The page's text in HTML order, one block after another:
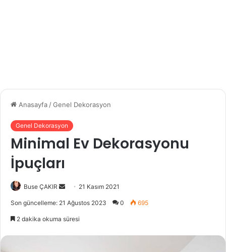
Anasayfa /Genel Dekorasyon
Genel Dekorasyon
Minimal Ev Dekorasyonu
İpuçları
Buse ÇAKIR
e
-
21 Kasım 2021
Son güncelleme: 21 Ağustos 2023 0 695
2 dakika okuma süresi